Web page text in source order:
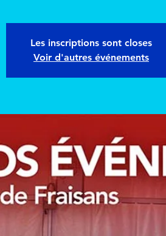
Les inscriptions sont closes
Voir d'autres événements